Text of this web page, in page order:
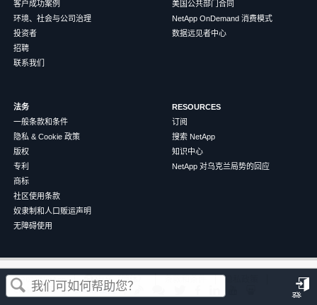
登
这篇文章对您有帮助吗？
客户成功案例
环境、社会与公司治理
投资者
招聘
联系我们
美国公共部门合同
NetApp OnDemand 消费模式
数据远见者中心
法务
一般条款和条件
隐私 & Cookie 政策
版权
专利
商标
社区使用条款
奴隶制和人口贩运声明
无障碍使用
RESOURCES
订阅
搜索 NetApp
知识中心
NetApp 对乌克兰局势的回应
©2026NetApp 中文（简体）
隐私政策
Cookie 政策
Cookie 设置